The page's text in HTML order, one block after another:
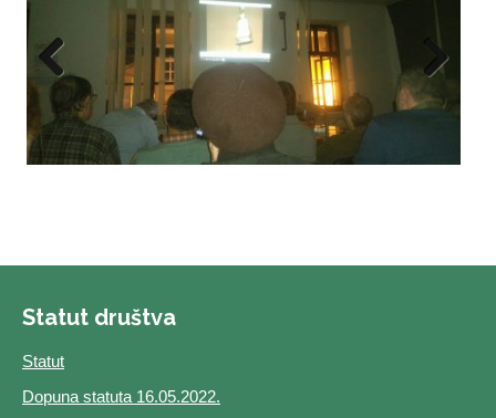
Previous Next
Statut društva
Statut
Dopuna statuta 16.05.2022.